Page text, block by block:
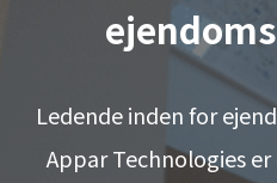
Ledende inden for
Appar Technologies